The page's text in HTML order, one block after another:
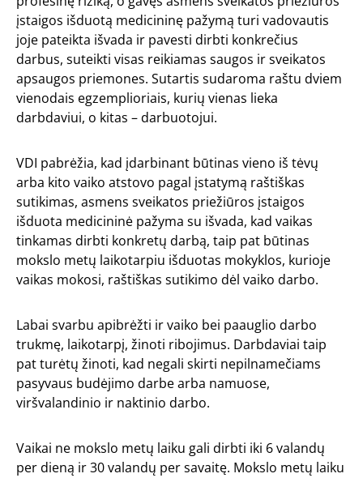
įstaigos išduotą medicininę pažymą turi vadovautis
joje pateikta išvada ir pavesti dirbti konkrečius
darbus, suteikti visas reikiamas saugos ir sveikatos
apsaugos priemones. Sutartis sudaroma raštu dviem
vienodais egzemplioriais, kurių vienas lieka
darbdaviui, o kitas – darbuotojui.
VDI pabrėžia, kad įdarbinant būtinas vieno iš tėvų
arba kito vaiko atstovo pagal įstatymą raštiškas
sutikimas, asmens sveikatos priežiūros įstaigos
išduota medicininė pažyma su išvada, kad vaikas
tinkamas dirbti konkretų darbą, taip pat būtinas
mokslo metų laikotarpiu išduotas mokyklos, kurioje
vaikas mokosi, raštiškas sutikimo dėl vaiko darbo.
Labai svarbu apibrėžti ir vaiko bei paauglio darbo
trukmę, laikotarpį, žinoti ribojimus. Darbdaviai taip
pat turėtų žinoti, kad negali skirti nepilnamečiams
pasyvaus budėjimo darbe arba namuose,
viršvalandinio ir naktinio darbo.
Vaikai ne mokslo metų laiku gali dirbti iki 6 valandų
per dieną ir 30 valandų per savaitę. Mokslo metų laiku